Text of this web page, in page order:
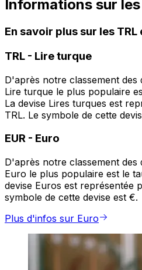
Informations sur
En savoir plus sur les TRL
TRL - Lire turque
D'après notre classement des
Lire turque le plus populaire
La devise Lires turques est
TRL. Le symbole de cette
EUR - Euro
D'après notre classement des
Euro le plus populaire est le
devise Euros est représentée
symbole de cette devise est €.
Plus d'infos sur Euro